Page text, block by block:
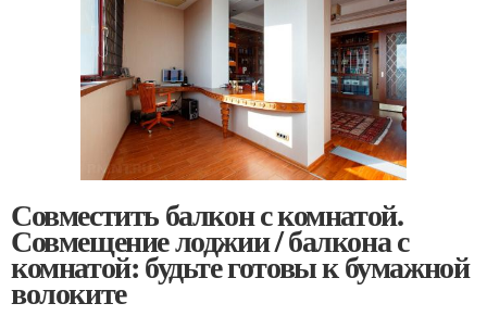
Совместить балкон с комнатой.
Совмещение лоджии / балкона с
комнатой: будьте готовы к бумажной
волоките